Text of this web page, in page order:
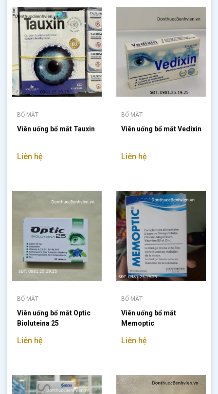
BỔ MẮT
Viên uống bổ mắt Tauxin
Liên hệ
BỔ MẮT
Viên uống bổ mắt Vedixin
Liên hệ
BỔ MẮT
Viên uống bổ mắt Optic
Bioluteina 25
Liên hệ
BỔ MẮT
Viên uống bổ mắt
Memoptic
Liên hệ